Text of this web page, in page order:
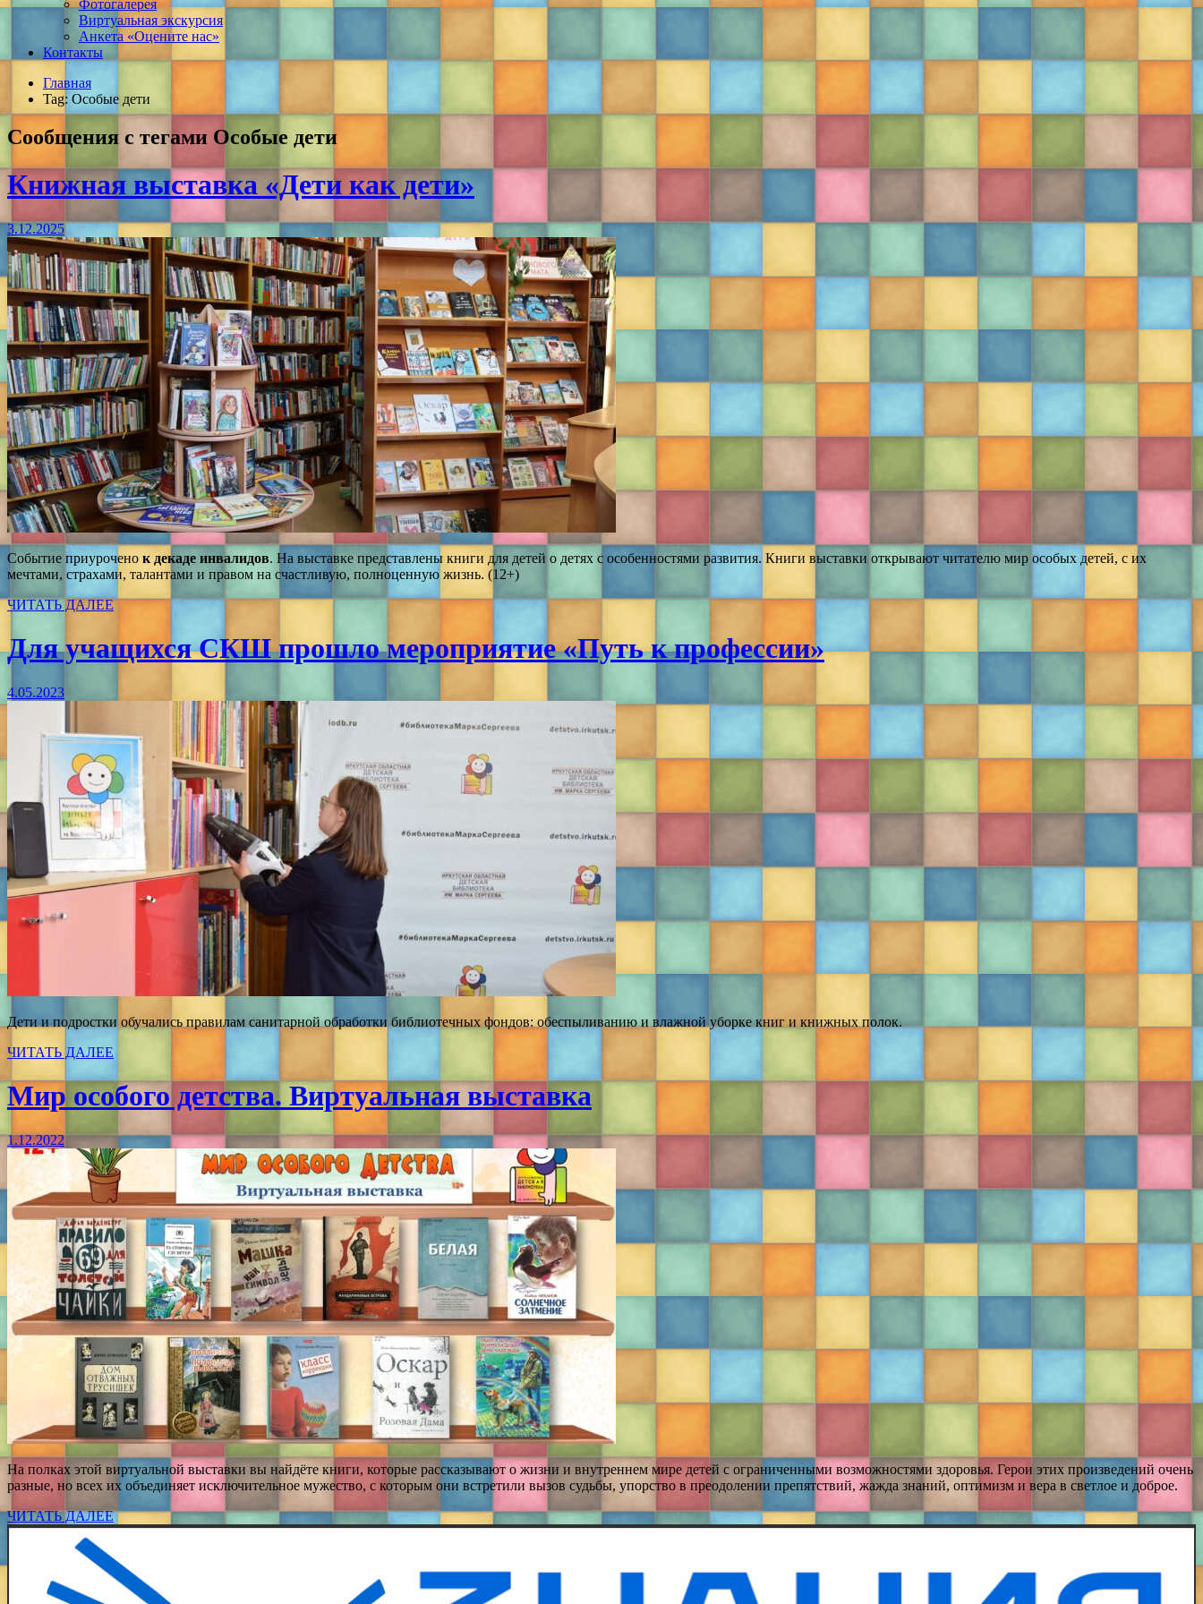
Фотогалерея
Виртуальная экскурсия
Анкета «Оцените нас»
Контакты
Главная
Tag: Особые дети
Сообщения с тегами Особые дети
Книжная выставка «Дети как дети»
3.12.2025
Событие приурочено к декаде инвалидов. На выставке представлены книги для детей о детях с особенностями развития. Книги выставки открывают читателю мир особых детей, с их
мечтами, страхами, талантами и правом на счастливую, полноценную жизнь. (12+)
ЧИТАТЬ ДАЛЕЕ
Для учащихся СКШ прошло мероприятие «Путь к профессии»
4.05.2023
Дети и подростки обучались правилам санитарной обработки библиотечных фондов: обеспыливанию и влажной уборке книг и книжных полок.
ЧИТАТЬ ДАЛЕЕ
Мир особого детства. Виртуальная выставка
1.12.2022
На полках этой виртуальной выставки вы найдёте книги, которые рассказывают о жизни и внутреннем мире детей с ограниченными возможностями здоровья. Герои этих произведений очень
разные, но всех их объединяет исключительное мужество, с которым они встретили вызов судьбы, упорство в преодолении препятствий, жажда знаний, оптимизм и вера в светлое и доброе.
ЧИТАТЬ ДАЛЕЕ